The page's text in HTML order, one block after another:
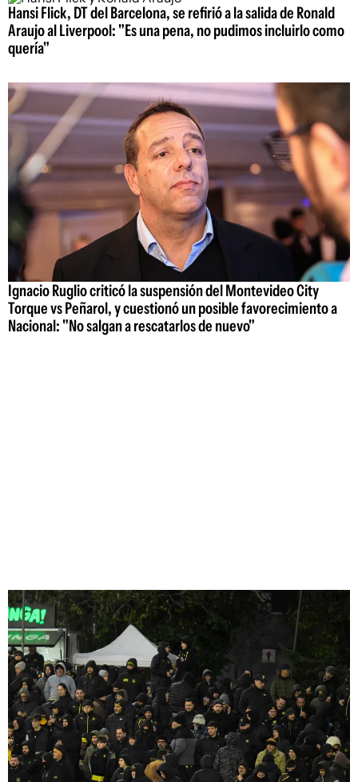
Hansi Flick, DT del Barcelona, se refirió a la salida de Ronald
Araujo al Liverpool: "Es una pena, no pudimos incluirlo como
quería"
Ignacio Ruglio criticó la suspensión del Montevideo City
Torque vs Peñarol, y cuestionó un posible favorecimiento a
Nacional: "No salgan a rescatarlos de nuevo"